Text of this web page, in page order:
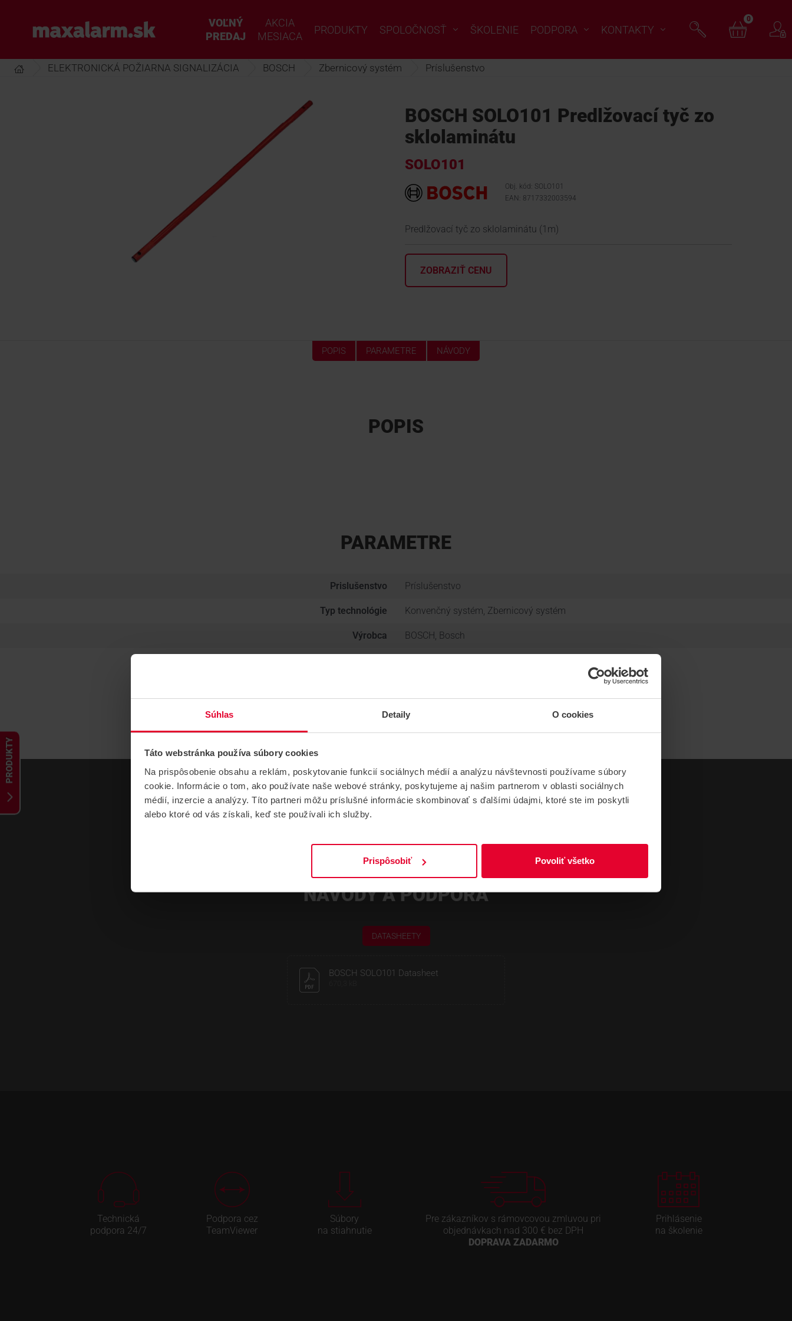
Súhlas Detaily O cookies
Táto webstránka používa súbory cookies
Na prispôsobenie obsahu a reklám, poskytovanie funkcií sociálnych médií a analýzu návštevnosti používame súbory
cookie. Informácie o tom, ako používate naše webové stránky, poskytujeme aj našim partnerom v oblasti sociálnych
médií, inzercie a analýzy. Títo partneri môžu príslušné informácie skombinovať s ďalšími údajmi, ktoré ste im poskytli
alebo ktoré od vás získali, keď ste používali ich služby.
Prispôsobiť Povoliť všetko
PRODUKTY
hlavnému
www.maxalarm.sk
VOĽNÝ
PREDAJ
AKCIA
MESIACA
PRODUKTY SPOLOČNOSŤ ŠKOLENIE PODPORA KONTAKTY
0
ELEKTRONICKÁ POŽIARNA SIGNALIZÁCIA BOSCH Zbernicový systém Príslušenstvo
BOSCH SOLO101 Predlžovací tyč zo
sklolaminátu
SOLO101
Obj. kód: SOLO101
EAN: 8717332003594
Predlžovací tyč zo sklolaminátu (1m)
ZOBRAZIŤ CENU
POPIS PARAMETRE NÁVODY
POPIS
PARAMETRE
Prislušenstvo Príslušenstvo
Typ technológie Konvenčný systém, Zbernicový systém
Výrobca BOSCH, Bosch
NÁVODY A PODPORA
DATASHEETY
BOSCH SOLO101 Datasheet
Technická
podpora 24/7
Podpora cez
TeamViewer
Súbory
na stiahnutie
Pre zákazníkov s rámovcovou zmluvou pri
objednávkach nad 300 € bez DPH
DOPRAVA ZADARMO
Prihlásenie
na školenie